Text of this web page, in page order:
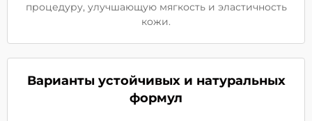
процедуру, улучшающую мягкость и эластичность
кожи.
Варианты устойчивых и натуральных
формул